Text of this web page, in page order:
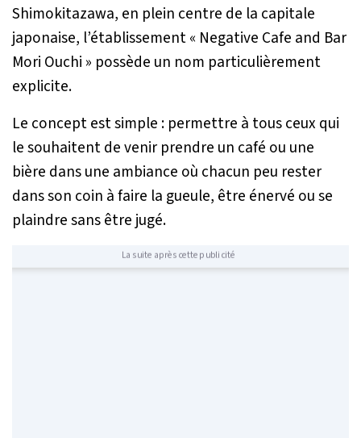
Shimokitazawa, en plein centre de la capitale
japonaise, l’établissement « Negative Cafe and Bar
Mori Ouchi » possède un nom particulièrement
explicite.
Le concept est simple : permettre à tous ceux qui
le souhaitent de venir prendre un café ou une
bière dans une ambiance où chacun peu rester
dans son coin à faire la gueule, être énervé ou se
plaindre sans être jugé.
La suite après cette publicité